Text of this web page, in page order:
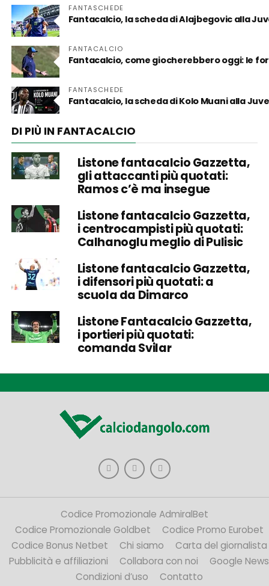
FANTASCHEDE
Fantacalcio, la scheda di Alajbegovic alla
FANTACALCIO
Fantacalcio, come giocherebbero oggi: le
FANTASCHEDE
Fantacalcio, la scheda di Kolo Muani alla
DI PIÙ IN FANTACALCIO
Listone fantacalcio Gazzetta,
gli attaccanti più quotati:
Ramos c’è ma insegue
Listone fantacalcio Gazzetta,
i centrocampisti più quotati:
Calhanoglu meglio di Pulisic
Listone fantacalcio Gazzetta,
i difensori più quotati: a
scuola da Dimarco
Listone Fantacalcio Gazzetta,
i portieri più quotati:
comanda Svilar
Codice Promozionale AdmiralBet
Codice Promozionale Goldbet
Codice Promo Eurobet
Codice Bonus Netbet
Chi siamo
Carta del giornalista
Pubblicità e affiliazioni
Collabora con noi
Google News
Condizioni d’uso
Contatto